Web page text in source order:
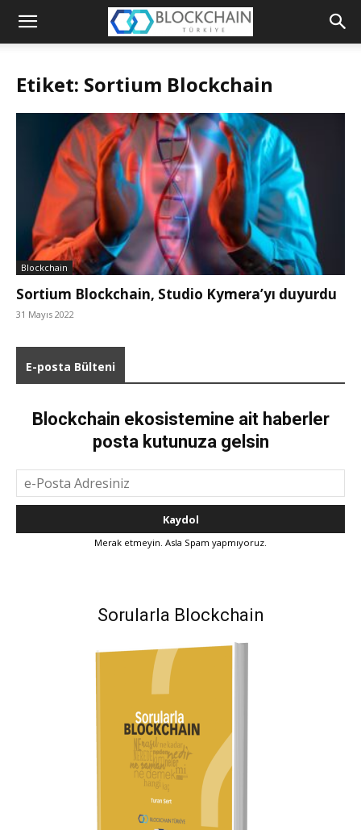
Blockchain
Etiket: Sortium Blockchain
Blockchain
Sortium Blockchain, Studio Kymera’yı duyurdu
31 Mayıs 2022
E-posta Bülteni
Blockchain ekosistemine ait haberler
posta kutunuza gelsin
Merak etmeyin. Asla Spam yapmıyoruz.
Sorularla Blockchain